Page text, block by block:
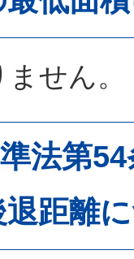
せん。
法第
距離